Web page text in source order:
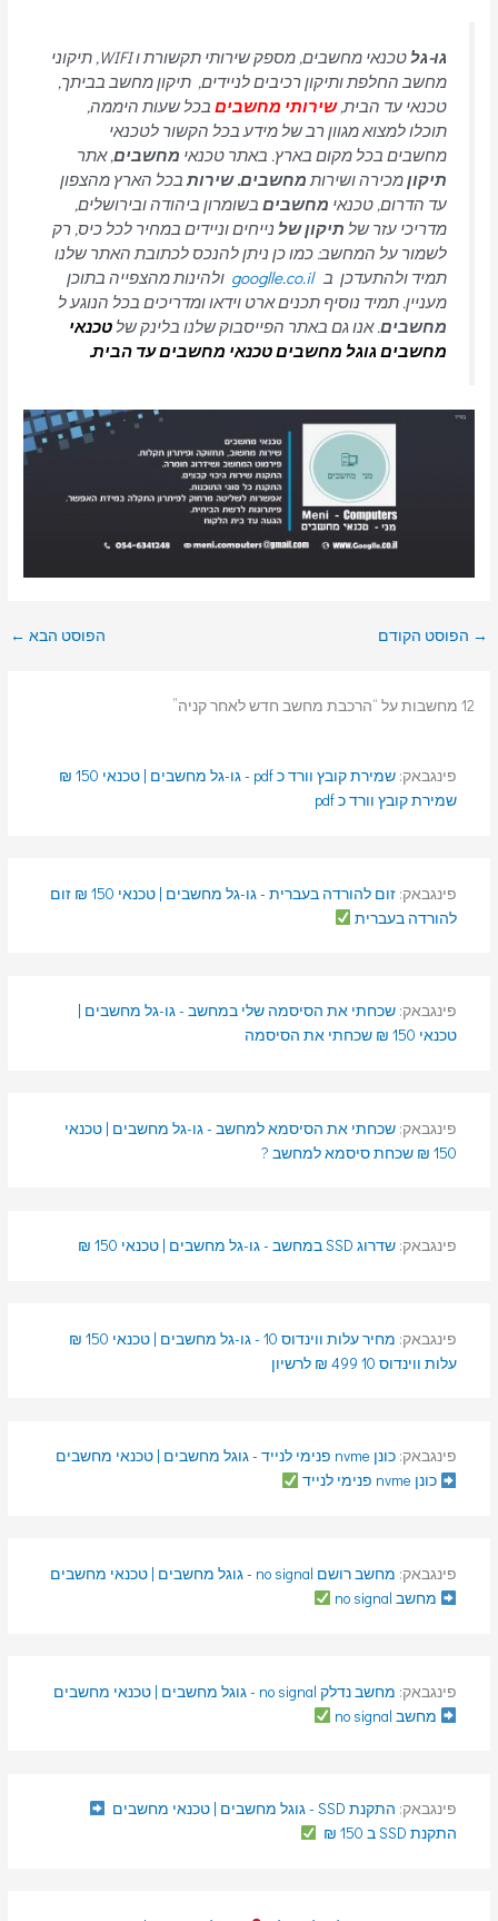
גו-גל
טכנאי מחשבים, מספק שירותי תקשורת ו WIFI, תיקוני
מחשב החלפת ותיקון רכיבים לניידים, תיקון מחשב בביתך,
טכנאי עד הבית,שירותי מחשבים בכל שעות היממה,
תוכלו למצוא מגוון רב של מידע בכל הקשור לטכנאי
מחשבים בכל מקום בארץ. באתר טכנאי מחשבים, אתר
תיקוןמכירה ושירות מחשבים. שירות בכל הארץ מהצפון
עד הדרום, טכנאי מחשבים בשומרון ביהודה ובירושלים,
מדריכי עזר של תיקון של נייחים וניידים במחיר לכל כיס, רק
לשמור על המחשב: כמו כן ניתן להנכס לכתובת האתר שלנו
תמיד ולהתעדכן בgooglle.co.il ולהינות מהצפייה בתוכן
מעניין. תמיד נוסיף תכנים ארט וידאו ומדריכים בכל הנוגע ל
מחשבים. אנו גם באתר הפייסבוק שלנו בלינק שלטכנאי
מחשבים גוגל מחשבים טכנאי מחשבים עד הבית.
→ הפוסט הקודם הפוסט הבא ←
12 מחשבות על “הרכבת מחשב חדש לאחר קניה”
פינגבאק:
שמירת קובץ וורד כ pdf - גו-גל מחשבים | טכנאי 150 ₪
שמירת קובץ וורד כ pdf
פינגבאק:
זום להורדה בעברית - גו-גל מחשבים | טכנאי 150 ₪ זום
להורדה בעברית
פינגבאק: שכחתי את הסיסמה שלי במחשב - גו-גל מחשבים |
טכנאי 150 ₪ שכחתי את הסיסמה
פינגבאק: שכחתי את הסיסמא למחשב - גו-גל מחשבים | טכנאי
150 ₪ שכחת סיסמא למחשב ?
פינגבאק: שדרוג SSD במחשב - גו-גל מחשבים | טכנאי 150 ₪
פינגבאק:
מחיר עלות ווינדוס 10 - גו-גל מחשבים | טכנאי 150 ₪
עלות ווינדוס 10 499 ₪ לרשיון
פינגבאק: כונן nvme פנימי לנייד - גוגל מחשבים | טכנאי מחשבים
כונן nvme פנימי לנייד
פינגבאק: מחשב רושם no signal - גוגל מחשבים | טכנאי מחשבים
מחשב no signal
פינגבאק: מחשב נדלק no signal - גוגל מחשבים | טכנאי מחשבים
מחשב no signal
פינגבאק: התקנת SSD - גוגל מחשבים | טכנאי מחשבים
התקנת SSD ב 150 ₪